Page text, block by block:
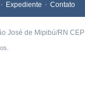
Expediente Contato
José de Mipibú/RN